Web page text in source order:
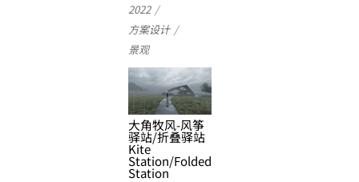
2022
方案设计
景观
大角牧风-风筝
驿站/折叠驿站
Kite
Station/Folded
Station